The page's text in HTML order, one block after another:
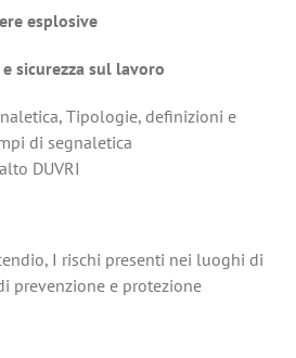
esplosive
sicurezza sul lavoro
Tipologie, definizioni e
di segnaletica
DUVRI
I rischi presenti nei luoghi di
prevenzione e protezione